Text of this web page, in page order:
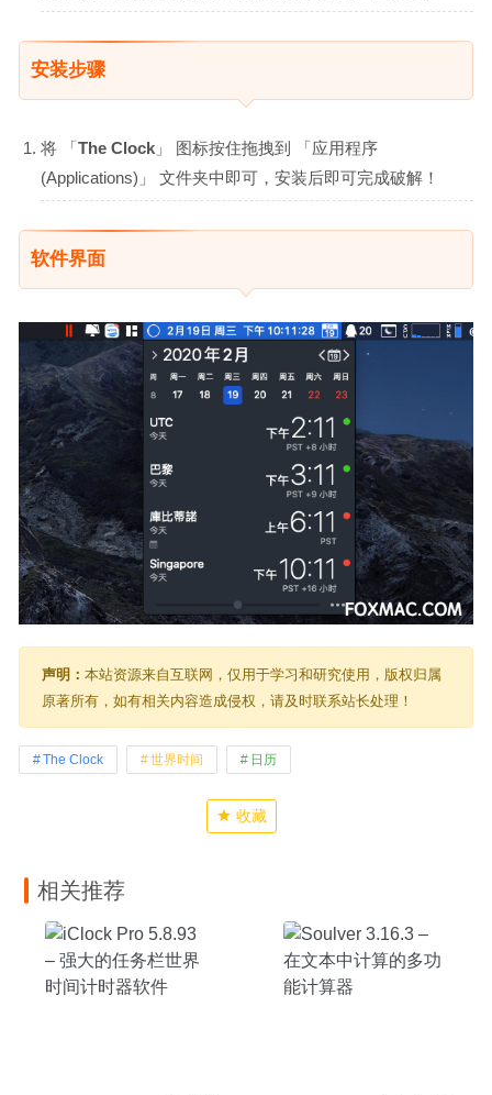
安装步骤
将 「The Clock 」 图标按住拖拽到 「应用程序
(Applications)」 文件夹中即可，安装后即可完成破解！
软件界面
声明： 本站资源来自互联网，仅用于学习和研究使用，版权归属
原著所有，如有相关内容造成侵权，请及时联系站长处理！
The Clock 世界时间 日历
收藏
相关推荐